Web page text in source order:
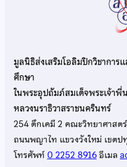
มูลนิธิส่งเสริมโอลิมปิกวิชากา
ศึกษา
ในพระอุปถัมภ์สมเด็จพระเจ้า
หลวงนราธิวาสราชนครินทร์
254 ตึกเคมี 2 คณะวิทยาศาสต
ถนนพญาไท แขวงวังใหม่ เขต
โทรศัพท์0 2252 8916อีเมล